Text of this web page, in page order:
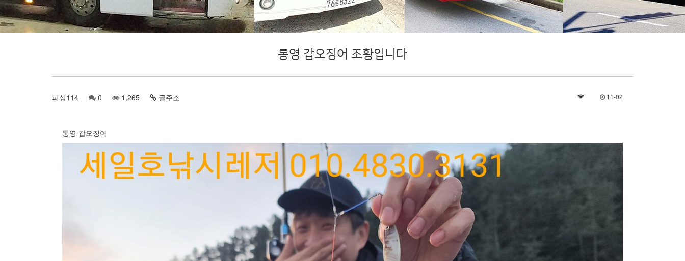
통영 갑오징어 조황입니다
피싱114 0 1,265 글주소 11-02
통영 갑오징어